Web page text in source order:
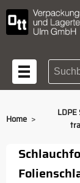
Home >